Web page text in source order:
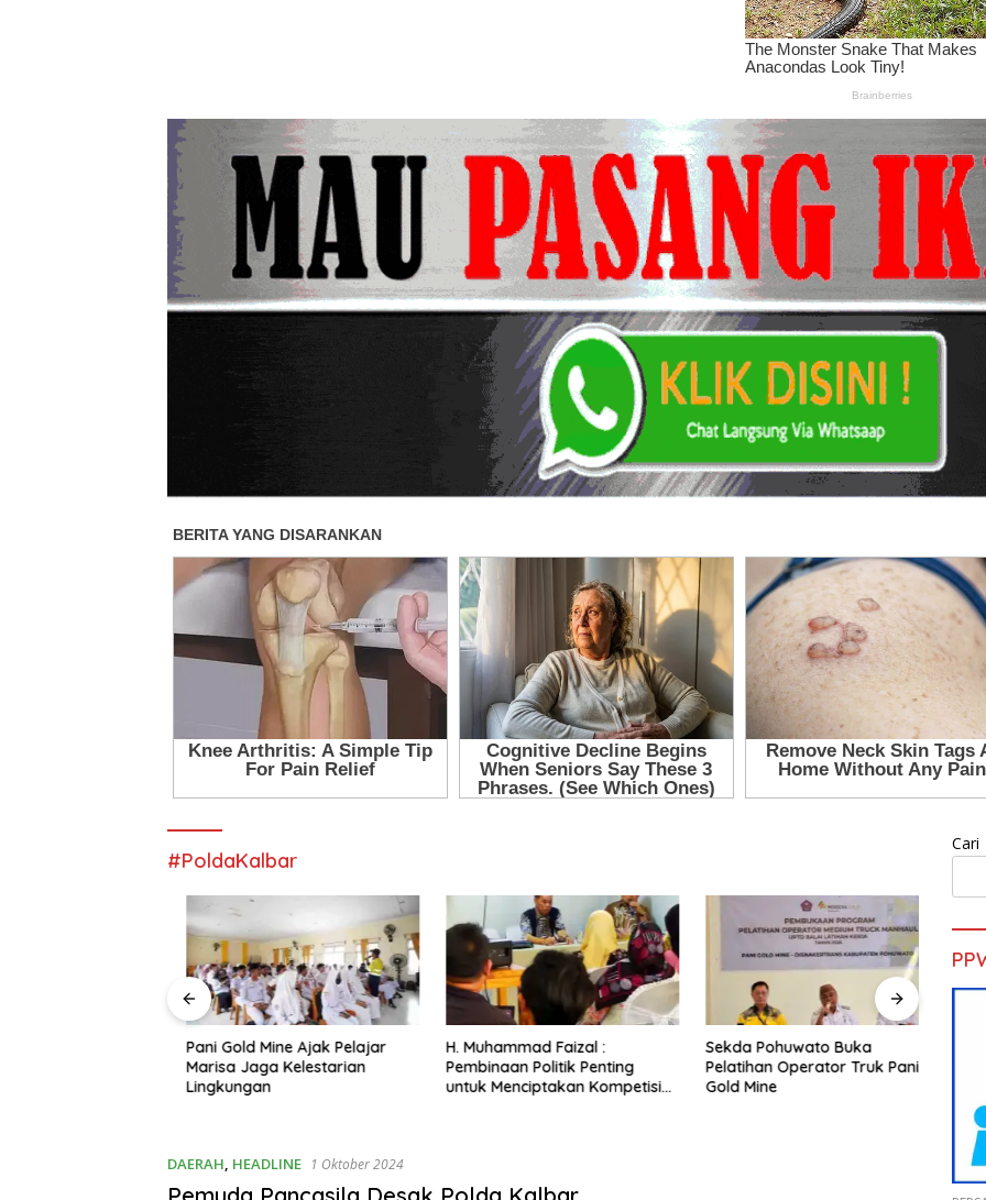
#PoldaKalbar
Pani Gold Mine Ajak Pelajar
Marisa Jaga Kelestarian
Lingkungan
H. Muhammad Faizal :
Pembinaan Politik Penting
untuk Menciptakan Kompetisi
Sekda Pohuwato Buka
Pelatihan Operator Truk Pani
Gold Mine
DAERAH, HEADLINE 1 Oktober 2024
Cari